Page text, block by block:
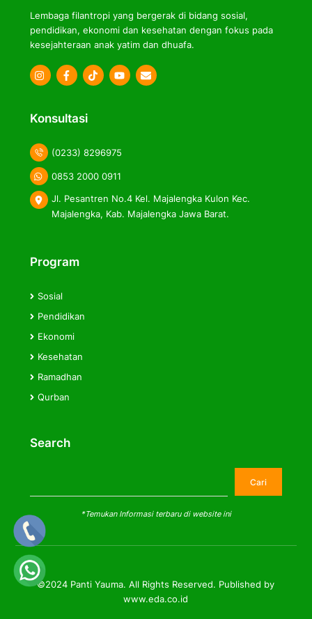
Lembaga filantropi yang bergerak di bidang sosial,
pendidikan, ekonomi dan kesehatan dengan fokus pada
kesejahteraan anak yatim dan dhuafa.
Icon
Icon
Icon
Konsultasi
(0233) 8296975
0853 2000 0911
Jl. Pesantren No.4 Kel. Majalengka Kulon Kec.
Majalengka, Kab. Majalengka Jawa Barat.
Program
Sosial
Pendidikan
Ekonomi
Kesehatan
Ramadhan
Qurban
Search
Cari
*Temukan Informasi terbaru di website ini
©2024 Panti Yauma. All Rights Reserved. Published by
www.eda.co.id